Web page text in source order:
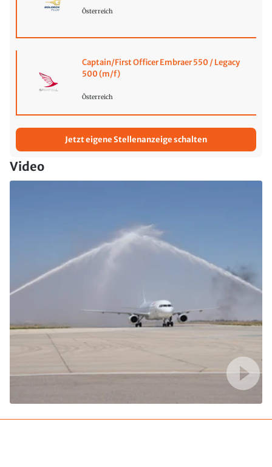
Österreich
Captain/First Officer Embraer 550 / Legacy
500 (m/f)
Österreich
Jetzt eigene Stellenanzeige schalten
Video